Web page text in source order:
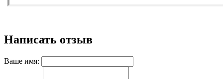
Написать отзыв
Ваше имя: